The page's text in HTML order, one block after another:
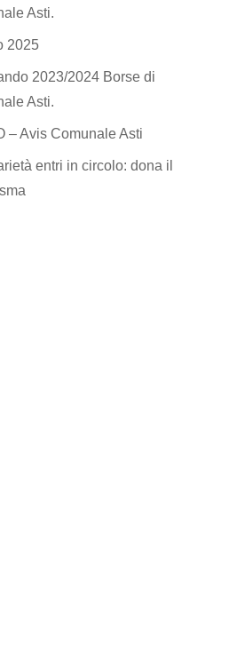
Asti.
2025
2023/2024 Borse di
Asti.
– Avis Comunale Asti
entri in circolo: dona il